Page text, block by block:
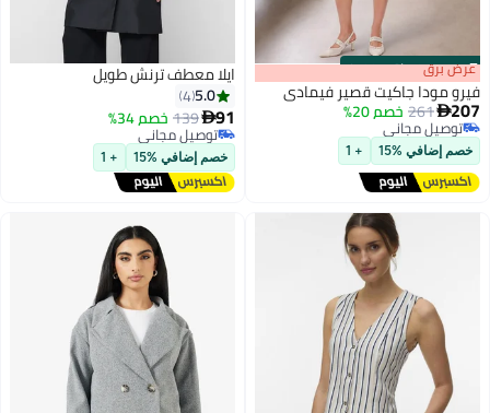
00m:00s
·باقي 100% عرض برق
فيرو مودا جاكيت قصير فيمادي
207
261 خصم 20%
توصيل مجاني
توصيل مجاني
خصم إضافي %15 + 1
ايلا معطف ترنش طويل
5.0
4
91
139 خصم 34%
توصيل مجاني
توصيل مجاني
خصم إضافي %15 + 1